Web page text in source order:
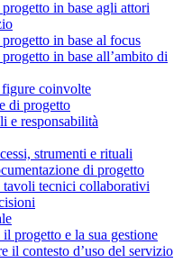
in base agli attori
in base al focus
in base all’ambito di
coinvolte
di progetto
e responsabilità
strumenti e rituali
di progetto
tavoli tecnici collaborativi
progetto e la sua gestione
il contesto d’uso del servizio